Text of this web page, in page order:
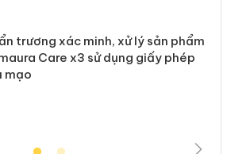
trương xác minh, xử lý sản phẩm
Care x3 sử dụng giấy phép
mạo